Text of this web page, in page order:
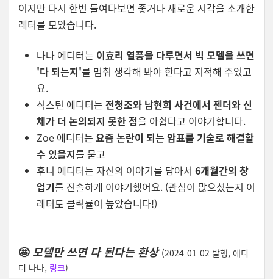
이지만 다시 한번 들여다보면 좋거나 새로운 시각을 소개한
레터를 모았습니다.
나나 에디터는 이효리 열풍을 다루면서 빅 모델을 쓰면
'다 되는지'를 멈춰 생각해 봐야 한다고 지적해 주었고
요.
식스틴 에디터는 전청조와 남현희 사건에서 젠더와 신
체가 더 논의되지 못한 점을 아쉽다고 이야기합니다.
Zoe 에디터는 요즘 논란이 되는 암표를 기술로 해결할
수 있을지를 묻고
후니 에디터는 자신의 이야기를 담아서 6개월간의 창
업기를 진솔하게 이야기했어요. (관심이 많으셨는지 이
레터도 클릭률이 높았습니다!)
🤩모델만 쓰면 다 된다는 환상 (2024-01-02 발행, 에디
터 나나, 링크)